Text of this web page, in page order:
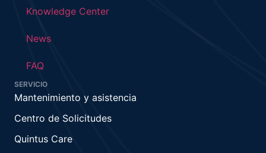
Knowledge Center
News
FAQ
SERVICIO
Mantenimiento y asistencia
Centro de Solicitudes
Quintus Care